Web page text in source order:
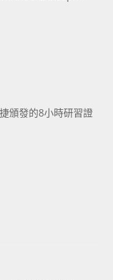
頒發的8小時研習證